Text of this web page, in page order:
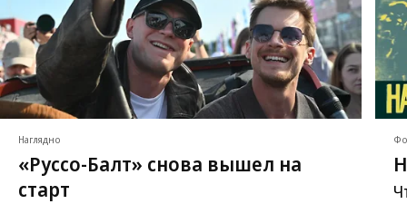
Наглядно
«Руссо-Балт» снова вышел на
старт